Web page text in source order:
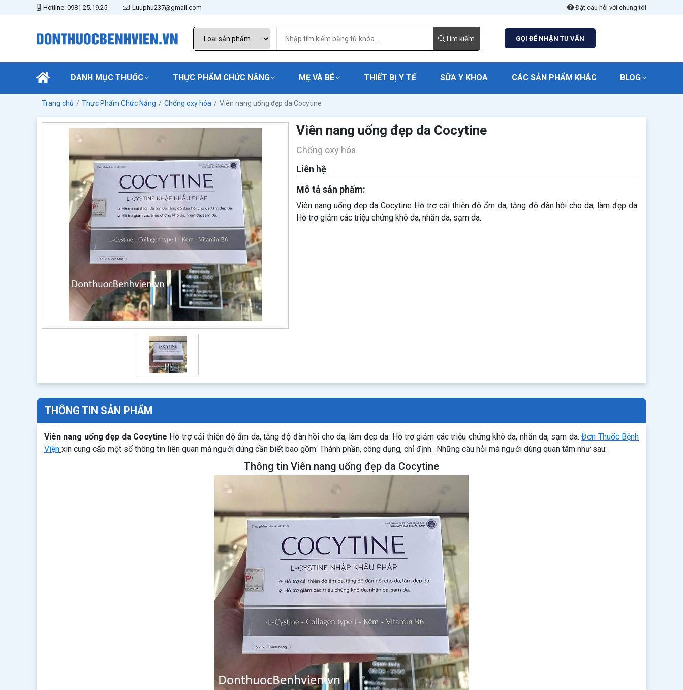
Hotline: 0981.25.19.25 Luuphu237@gmail.com Đặt câu hỏi với chúng tôi
Tìm kiếm GỌI ĐỂ NHẬN TƯ VẤN
DANH MỤC THUỐC THỰC PHẨM CHỨC NĂNG MẸ VÀ BÉ THIẾT BỊ Y TẾ SỮA Y KHOA CÁC SẢN PHẨM KHÁC BLOG
Trang chủ Thực Phẩm Chức Năng Chống oxy hóa Viên nang uống đẹp da Cocytine
Viên nang uống đẹp da Cocytine
Chống oxy hóa
Liên hệ
Mô tả sản phẩm:
Viên nang uống đẹp da Cocytine Hỗ trợ cải thiện độ ẩm da, tăng độ đàn hồi cho da, làm đẹp da.
Hỗ trợ giảm các triệu chứng khô da, nhăn da, sạm da.
THÔNG TIN SẢN PHẨM
Viên nang uống đẹp da Cocytine Hỗ trợ cải thiện độ ẩm da, tăng độ đàn hồi cho da, làm đẹp da. Hỗ trợ giảm các triệu chứng khô da, nhăn da, sạm da.Đơn Thuốc Bệnh
Viện xin cung cấp một số thông tin liên quan mà người dùng cần biết bao gồm: Thành phần, công dụng, chỉ định…Những câu hỏi mà người dùng quan tâm như sau:
Thông tin Viên nang uống đẹp da Cocytine